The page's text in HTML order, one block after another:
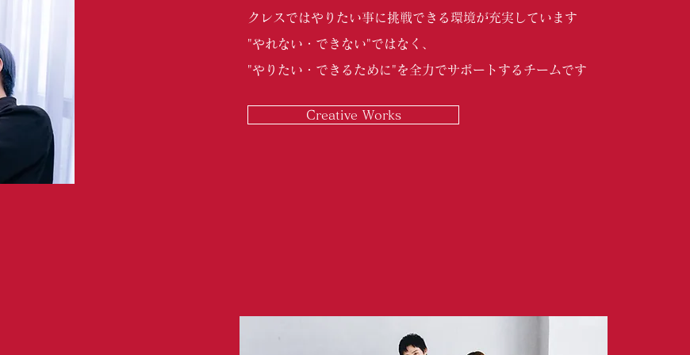
クレスではやりたい事に挑戦できる環境が充実しています
"やれない・できない"ではなく、
"やりたい・できるために"を全力でサポートするチームです
Creative Works